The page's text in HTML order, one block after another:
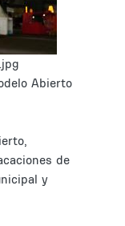
Abierto
de
y